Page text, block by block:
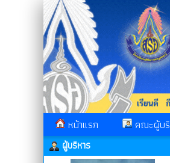
หน้าแรก คณะผู้บ
ผู้บริหาร